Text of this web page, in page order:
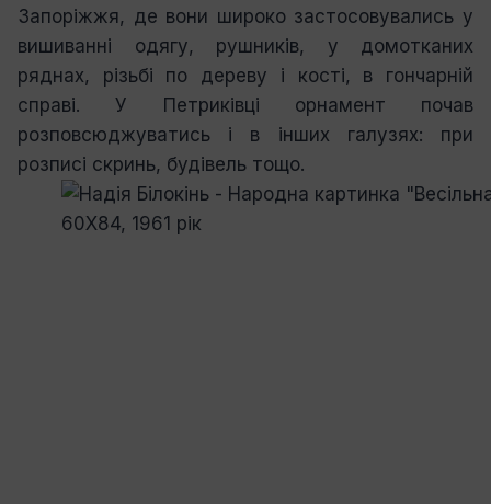
Запоріжжя, де вони широко застосовувались у
вишиванні одягу, рушників, у домотканих
ряднах, різьбі по дереву і кості, в гончарній
справі. У Петриківці орнамент почав
розповсюджуватись і в інших галузях: при
розписі скринь, будівель тощо.